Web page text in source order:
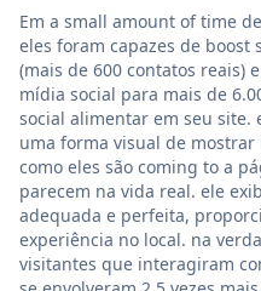
Em a small amount of time
eles foram capazes de boost
(mais de 600 contatos reais)
mídia social para mais de
social alimentar em seu site.
uma forma visual de
como eles são coming to a
parecem na vida real. ele
adequada e perfeita,
experiência no local. na
visitantes que interagiram